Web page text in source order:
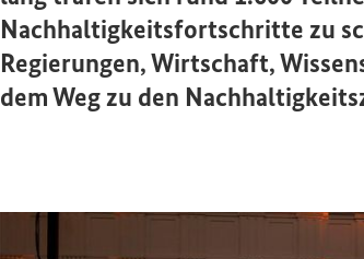
Nachhaltigkeitsfortschritte zu
Regierungen, Wirtschaft,
dem Weg zu den